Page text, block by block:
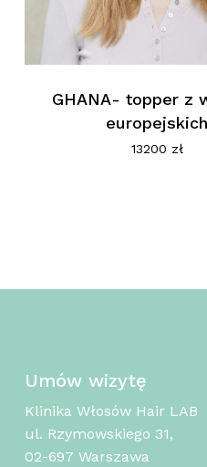
GHANA- topper z
europejskich
13200 zł
Umów wizytę
Klinika Włosów Hair LAB
ul. Rzymowskiego 31,
02-697 Warszawa